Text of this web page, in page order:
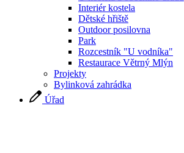
Interiér kostela
Dětské hřiště
Outdoor posilovna
Park
Rozcestník "U vodníka"
Restaurace Větrný Mlýn
Projekty
Bylinková zahrádka
Úřad